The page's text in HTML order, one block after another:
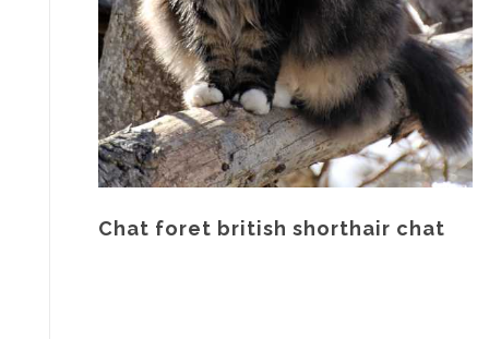
Chat foret british shorthair chat